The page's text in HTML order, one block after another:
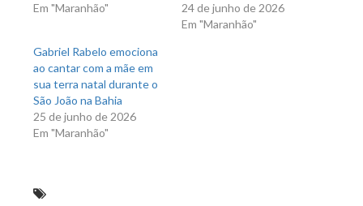
Em "Maranhão"
24 de junho de 2026
Em "Maranhão"
Gabriel Rabelo emociona
ao cantar com a mãe em
sua terra natal durante o
São João na Bahia
25 de junho de 2026
Em "Maranhão"